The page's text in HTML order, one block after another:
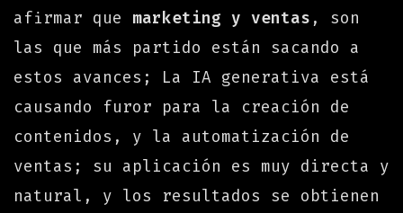
afirmar que marketing y ventas , son
las que más partido están sacando a
estos avances; La IA generativa está
causando furor para la creación de
contenidos, y la automatización de
ventas; su aplicación es muy directa y
natural, y los resultados se obtienen